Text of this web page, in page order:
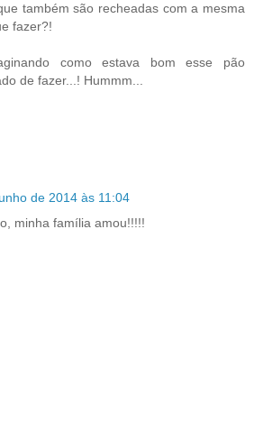
também são recheadas com a mesma
fazer?!
como estava bom esse pão
de fazer...! Hummm...
de 2014 às 11:04
minha família amou!!!!!